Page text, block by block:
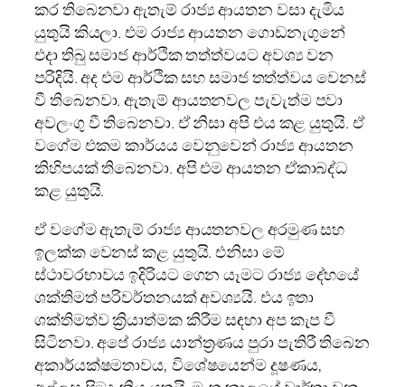
කර තිබෙනවා ඇතැම් රාජ්‍ය ආයතන වසා දැමිය
යුතුයි කියලා. එම රාජ්‍ය ආයතන ගොඩනැගුනේ
එදා තිබු සමාජ ආර්ථික තත්ත්වයට අවශ්‍ය වන
පරිදියි. අද එම ආර්ථික සහ සමාජ තත්ත්වය වෙනස්
වී තිබෙනවා. ඇතැම් ආයතනවල පැවැත්ම පවා
අවලංගු වී තිබෙනවා. ඒ නිසා අපි එය කළ යුතුයි. ඒ
වගේම එකම කාර්යය වෙනුවෙන් රාජ්‍ය ආයතන
කිහිපයක් තිබෙනවා. අපි එම ආයතන ඒකාබද්ධ
කළ යුතුයි.
ඒ වගේම ඇතැම් රාජ්‍ය ආයතනවල අරමුණ සහ
ඉලක්ක වෙනස් කළ යුතුයි. එනිසා මේ
ස්ථාවරභාවය ඉදිරියට ගෙන යෑමට රාජ්‍ය දේහයේ
ශක්තිමත් පරිවර්තනයක් අවශ්‍යයි. එය ඉතා
ශක්තිමත්ව ක්‍රියාත්මක කිරීම සඳහා අප කැප වී
සිටිනවා. අපේ රාජ්‍ය යාන්ත්‍රණය පුරා පැතිරී තිබෙන
අකාර්යක්ෂමතාවය, විශේෂයෙන්ම දූෂණය,